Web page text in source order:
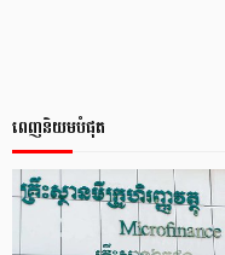
ពេញនិយមបំផុត